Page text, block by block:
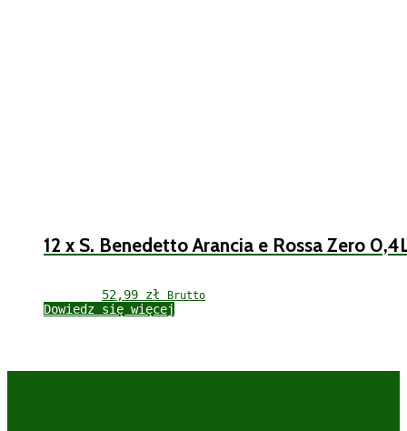
12 x S. Benedetto Arancia e Rossa Zero
52,99 zł Brutto
Dowiedz się więcej